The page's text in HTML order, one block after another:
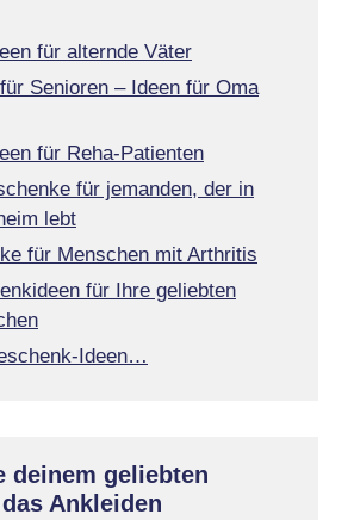
für alternde Väter
Senioren – Ideen für Oma
für Reha-Patienten
für jemanden, der in
lebt
für Menschen mit Arthritis
für Ihre geliebten
Ideen…
deinem geliebten
Ankleiden